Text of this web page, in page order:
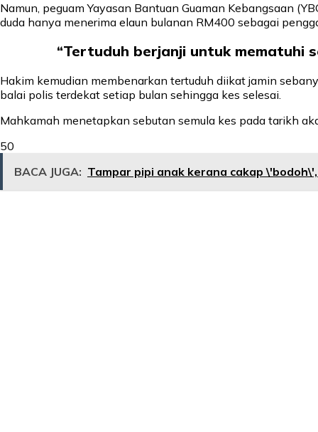
Namun, peguam Yayasan Bantuan Guaman Kebangsaan
duda hanya menerima elaun bulanan RM400 sebagai
“Tertuduh berjanji untuk mematuhi
Hakim kemudian membenarkan tertuduh diikat jamin
balai polis terdekat setiap bulan sehingga kes selesai.
Mahkamah menetapkan sebutan semula kes pada tarikh
50
BACA JUGA: Tampar pipi anak kerana cakap